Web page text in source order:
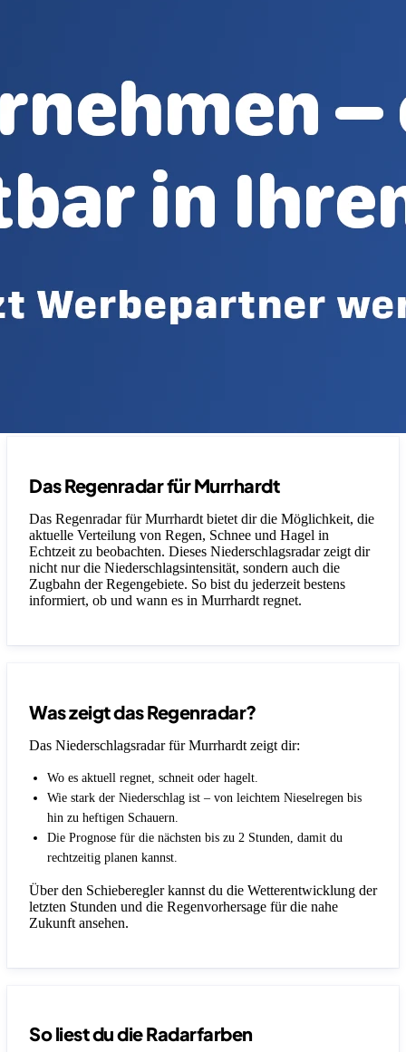
Das Regenradar für Murrhardt
Das Regenradar für Murrhardt bietet dir die Möglichkeit, die
aktuelle Verteilung von Regen, Schnee und Hagel in
Echtzeit zu beobachten. Dieses Niederschlagsradar zeigt dir
nicht nur die Niederschlagsintensität, sondern auch die
Zugbahn der Regengebiete. So bist du jederzeit bestens
informiert, ob und wann es in Murrhardt regnet.
Was zeigt das Regenradar?
Das Niederschlagsradar für Murrhardt zeigt dir:
Wo es aktuell regnet, schneit oder hagelt.
Wie stark der Niederschlag ist – von leichtem Nieselregen bis
hin zu heftigen Schauern.
Die Prognose für die nächsten bis zu 2 Stunden, damit du
rechtzeitig planen kannst.
Über den Schieberegler kannst du die Wetterentwicklung der
letzten Stunden und die Regenvorhersage für die nahe
Zukunft ansehen.
So liest du die Radarfarben